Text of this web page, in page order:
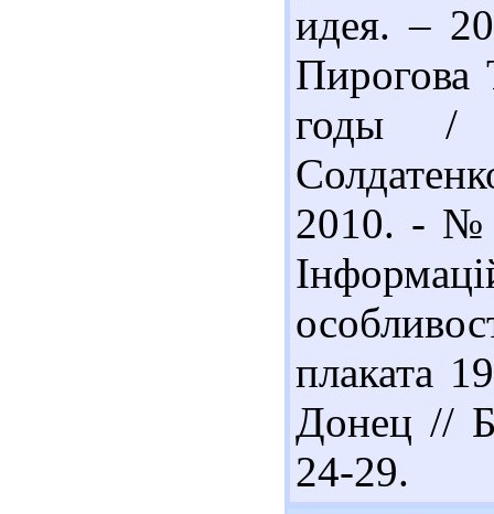
идея. –
Пирогова
годы /
2010. - №
плаката
Донец //
24-29.